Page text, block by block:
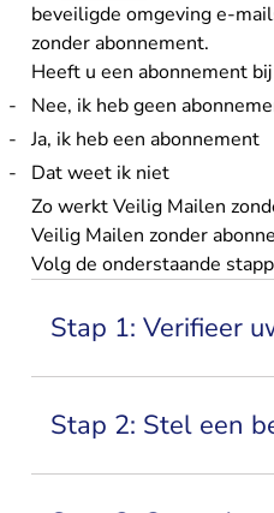
beveiligde omgeving e-
zonder abonnement.
Heeft u een abonnement
Nee, ik heb geen
Ja, ik heb een abonnement
Dat weet ik niet
Zo werkt Veilig Mailen
Veilig Mailen zonder
Volg de onderstaande
Stap 1: Verifieer
Stap 2: Stel een